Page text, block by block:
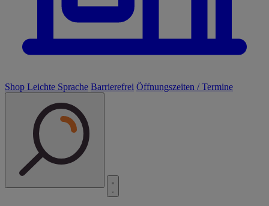
Shop Leichte Sprache Barrierefrei Öffnungszeiten / Termine